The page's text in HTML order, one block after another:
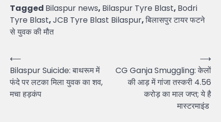
Tagged Bilaspur news, Bilaspur Tyre Blast, Bodri
Tyre Blast,JCB Tyre Blast Bilaspur,बिलासपुर टायर फटने
से युवक की मौत
Post
navigation
⟵
Bilaspur Suicide: बाथरूम में
फंदे पर लटका मिला युवक का शव,
मचा हड़कंप
CG Ganja Smuggling: केलों
की आड़ में गांजा तस्करी 4.56
करोड़ का माल जप्त; ये है
मास्टरमाइंड
⟶